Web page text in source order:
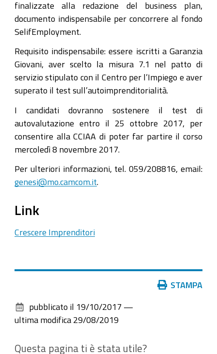
finalizzate alla redazione del business plan,
documento indispensabile per concorrere al fondo
SelifEmployment.
Requisito indispensabile: essere iscritti a Garanzia
Giovani, aver scelto la misura 7.1 nel patto di
servizio stipulato con il Centro per l’Impiego e aver
superato il test sull’autoimprenditorialità.
I candidati dovranno sostenere il test di
autovalutazione entro il 25 ottobre 2017, per
consentire alla CCIAA di poter far partire il corso
mercoledì 8 novembre 2017.
Per ulteriori informazioni, tel. 059/208816, email:
genesi@mo.camcom.it
Link
Crescere Imprenditori
documento
STAMPA
pubblicato il 19/10/2017 —
ultima modifica 29/08/2019
Questa pagina ti è stata utile?